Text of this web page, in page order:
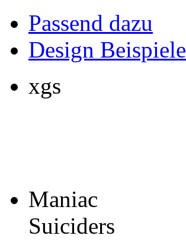
Passend dazu
Design Beispiele
xgs
Maniac
Suiciders